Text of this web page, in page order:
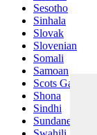
Sesotho
Sinhala
Slovak
Slovenian
Somali
Samoan
Scots Gaelic
Shona
Sindhi
Sundanese